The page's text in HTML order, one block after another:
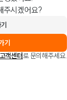
주시겠어요?
기
고객센터로 문의해주세요.